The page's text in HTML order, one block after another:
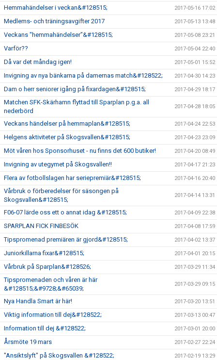
Hemmahändelser i veckan&#128515; 2017-05-16 17:02
Medlems- och träningsavgifter 2017 2017-05-13 13:48
Veckans "hemmahändelser"&#128515; 2017-05-08 23:21
Varför?? 2017-05-04 22:40
Då var det måndag igen! 2017-05-01 15:52
Invigning av nya bänkarna på damernas match&#128522; 2017-04-30 14:23
Dam o herr seniorer igång på fixardagen&#128515; 2017-04-29 18:17
Matchen SFK-Skärhamn flyttad till Sparplan p.g.a. all
nederbörd
2017-04-28 18:05
Veckans händelser på hemmaplan&#128515; 2017-04-24 22:53
Helgens aktiviteter på Skogsvallen&#128515; 2017-04-23 23:09
Möt våren hos Sponsorhuset - nu finns det 600 butiker! 2017-04-20 08:49
Invigning av utegymet på Skogsvallen!! 2017-04-17 21:23
Flera av fotbollslagen har seriepremiär&#128515; 2017-04-16 20:40
Vårbruk o förberedelser för säsongen på
Skogsvallen&#128515;
2017-04-14 13:31
F06-07 lärde oss ett o annat idag &#128515; 2017-04-09 22:38
SPARPLAN FICK FINBESÖK 2017-04-08 17:59
Tipspromenad premiären är gjord&#128515; 2017-04-02 13:37
Juniorkillarna fixar&#128515; 2017-04-01 20:15
Vårbruk på Sparplan&#128526; 2017-03-29 11:34
Tipspromenaden och våren är här
&#128515;&#9728;&#65039;
2017-03-29 09:15
Nya Handla Smart är här! 2017-03-20 13:51
Viktig information till dej&#128522; 2017-03-13 00:47
Information till dej &#128522; 2017-03-01 20:00
Årsmöte 19 mars 2017-02-27 22:24
"Ansiktslyft" på Skogsvallen &#128522; 2017-02-19 13:29